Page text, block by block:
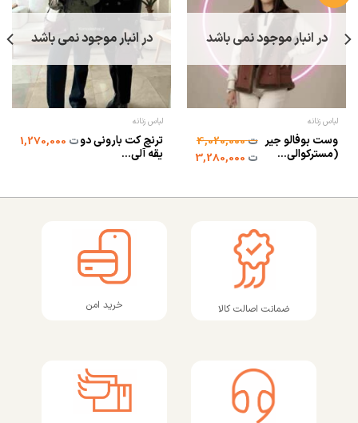
در انبار موجود نمی باشد
لباس زنانه
وست بوفالو جیر
(مسترکوالی...
ت4,020,000
ت3,280,000
در انبار موجود نمی باشد
لباس زنانه
ترنچ کت بارونی دو
یقه آلی...
ت1,270,000
ضمانت اصالت کالا خرید امن